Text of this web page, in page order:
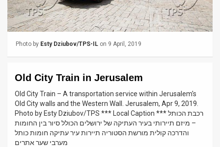
TPS
Contact
Customer
Support
Photo by Esty Dziubov/TPS-IL on 9 April, 2019
Old City Train in Jerusalem
Old City Train – A transportation service within Jerusalem's
Old City walls and the Western Wall. Jerusalem, Apr 9, 2019.
Photo by Esty Dziubov/TPS *** Local Caption *** רכבת הכותל
– מיזם תיירותי בעיר העתיקה של ירושלים הכולל סיור בין החומות
והדרכה קולית מורשת הסטוריה תיירות עיר עתיקה חומות כותל
מערבי שער אתרים